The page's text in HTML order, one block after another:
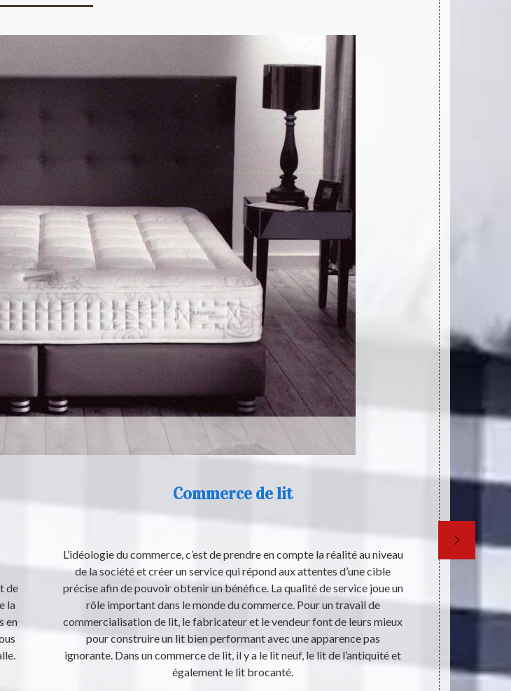
de
la
en
Commerce de lit
L’idéologie du commerce, c’est de prendre en compte la réalité au niveau
de la société et créer un service qui répond aux attentes d’une cible
précise afin de pouvoir obtenir un bénéfice. La qualité de service joue un
rôle important dans le monde du commerce. Pour un travail de
commercialisation de lit, le fabricateur et le vendeur font de leurs mieux
pour construire un lit bien performant avec une apparence pas
ignorante. Dans un commerce de lit, il y a le lit neuf, le lit de l’antiquité et
également le lit brocanté.
Le lit est un
l’innovation
nous sert